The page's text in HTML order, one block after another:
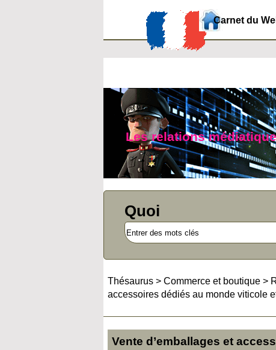
Carnet du
Les relations
Quoi
Thésaurus > Commerce et boutique >
accessoires dédiés au monde viticole
Vente d’emballages et